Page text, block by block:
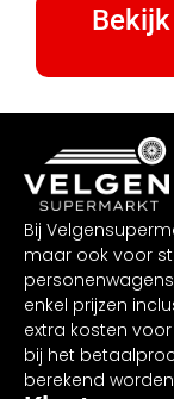
Bij
maar ook voor
enkel prijzen
extra kosten
bij het
berekend